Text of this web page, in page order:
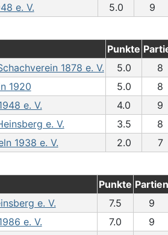
e. V. 5.0 9
Punkte
1878 e. V. 5.0 8
1920 5.0 8
e. V. 4.0 9
e. V. 3.5 8
1938 e. V. 2.0 7
Punkte Partien
e. V. 7.5 9
e. V. 7.0 9